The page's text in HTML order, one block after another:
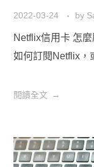
2022-03-24 by
Netflix信用卡 怎
如何訂閱Netflix，
閱讀全文